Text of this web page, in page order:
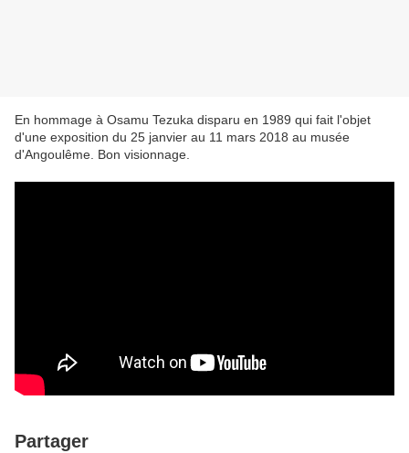
En hommage à Osamu Tezuka disparu en 1989 qui fait l'objet
d'une exposition du 25 janvier au 11 mars 2018 au musée
d'Angoulême. Bon visionnage.
Partager